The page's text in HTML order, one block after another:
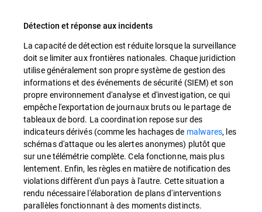
Détection et réponse aux incidents
La capacité de détection est réduite lorsque la surveillance
doit se limiter aux frontières nationales. Chaque juridiction
utilise généralement son propre système de gestion des
informations et des événements de sécurité (SIEM) et son
propre environnement d'analyse et d'investigation, ce qui
empêche l'exportation de journaux bruts ou le partage de
tableaux de bord. La coordination repose sur des
indicateurs dérivés (comme les hachages de malwares, les
schémas d'attaque ou les alertes anonymes) plutôt que
sur une télémétrie complète. Cela fonctionne, mais plus
lentement. Enfin, les règles en matière de notification des
violations diffèrent d'un pays à l'autre. Cette situation a
rendu nécessaire l'élaboration de plans d'interventions
parallèles fonctionnant à des moments distincts.